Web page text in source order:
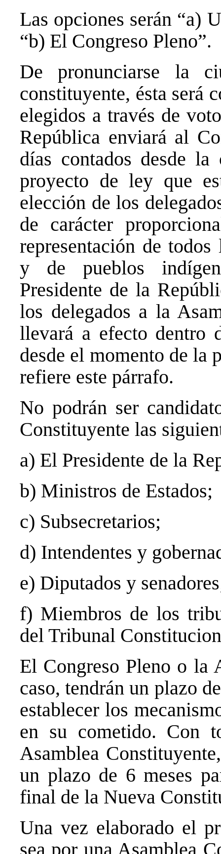
Las opciones serán “a)
“b) El Congreso Pleno”.
De pronunciarse la
constituyente, ésta será
elegidos a través de
República enviará al
días contados desde
proyecto de ley que
elección de los
de carácter
representación de
y de pueblos
Presidente de la
los delegados a la
llevará a efecto dentro
desde el momento de la
refiere este párrafo.
No podrán ser
Constituyente las
a) El Presidente de la
b) Ministros de Estados;
c) Subsecretarios;
d) Intendentes y
e) Diputados y
f) Miembros de los
del Tribunal
El Congreso Pleno o la
caso, tendrán un plazo
establecer los
en su cometido. Con
Asamblea
un plazo de 6 meses
final de la Nueva
Una vez elaborado el
sea por una Asamblea